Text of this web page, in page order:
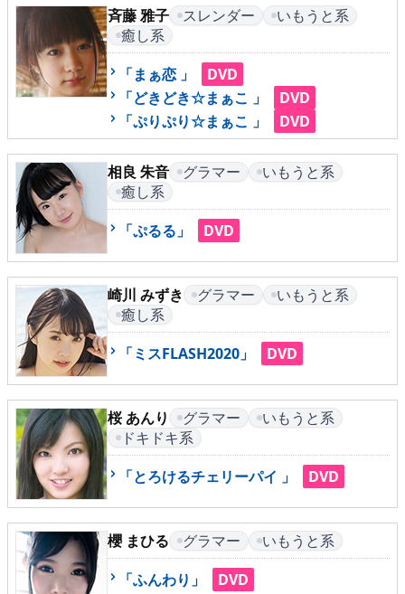
▶ 会社概要
▶お問い合わせフォーム
斉藤 雅子 スレンダー
いもうと系
癒し系
「まぁ恋 」
DVD
「どきどき☆まぁこ 」
DVD
「ぷりぷり☆まぁこ 」
DVD
相良 朱音 グラマー
いもうと系
癒し系
「ぷるる」
DVD
崎川 みずき グラマー
いもうと系
癒し系
「ミスFLASH2020」
DVD
桜 あんり グラマー
いもうと系
ドキドキ系
「とろけるチェリーパイ 」
DVD
櫻 まひる グラマー
いもうと系
「ふんわり」
DVD